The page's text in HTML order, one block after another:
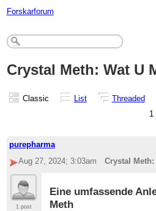
Forskarforum
Crystal Meth: Wat U
Classic List
Threaded
1
purepharma
Aug 27, 2024; 3:03am
Crystal Meth:
1 post
Eine umfassende
Meth